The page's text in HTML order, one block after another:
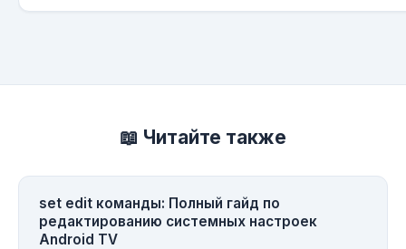
📖 Читайте также
set edit команды: Полный гайд по
редактированию системных настроек
Android TV